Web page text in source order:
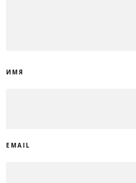
ИМЯ
EMAIL